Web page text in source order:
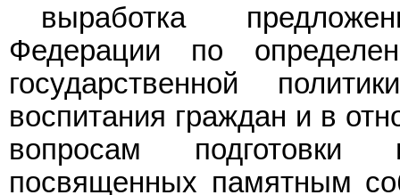
выработка
Федерации по
государственной
воспитания граждан и в
вопросам подготовки
посвященных памятным